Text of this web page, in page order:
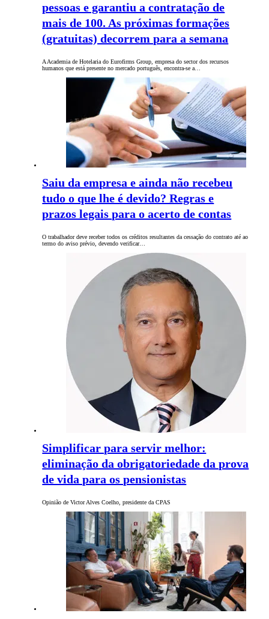
pessoas e garantiu a contratação de
mais de 100. As próximas formações
(gratuitas) decorrem para a semana
A Academia de Hotelaria do Eurofirms Group, empresa do sector dos recursos
humanos que está presente no mercado português, encontra-se a…
Saiu da empresa e ainda não recebeu
tudo o que lhe é devido? Regras e
prazos legais para o acerto de contas
O trabalhador deve receber todos os créditos resultantes da cessação do contrato até ao
termo do aviso prévio, devendo verificar…
Simplificar para servir melhor:
eliminação da obrigatoriedade da prova
de vida para os pensionistas
Opinião de Victor Alves Coelho, presidente da CPAS